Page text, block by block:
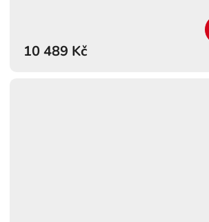
10 489 Kč